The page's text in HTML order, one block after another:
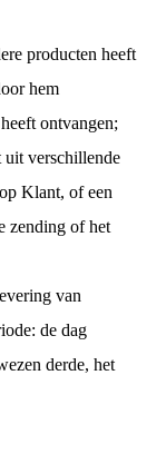
producten heeft
hem
ontvangen;
uit verschillende
Klant, of een
zending of het
van
de dag
derde, het